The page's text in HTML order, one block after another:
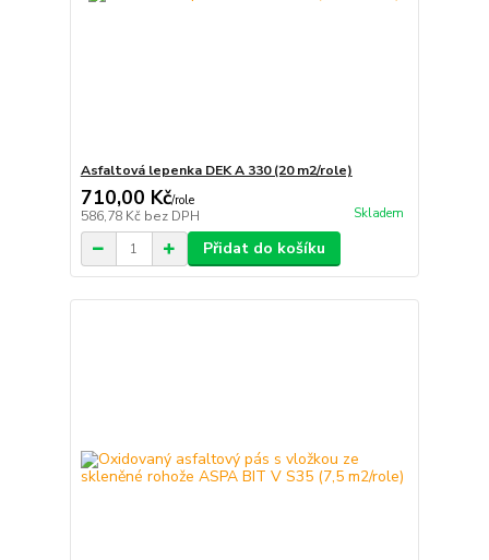
Asfaltová lepenka DEK A 330 (20 m2/role)
710,00 Kč/role
586,78 Kč bez DPH Skladem
Přidat do košíku